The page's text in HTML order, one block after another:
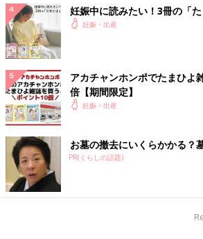
妊娠中に読みたい！3冊の「た
妊娠・出産
アカチャンホンポでたまひよ
倍【期間限定】
妊娠・出産
お墓の撤去にいくらかかる？
PR(くらしの話題)